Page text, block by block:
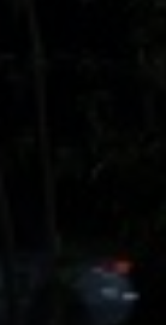
H-300мм ФЛ